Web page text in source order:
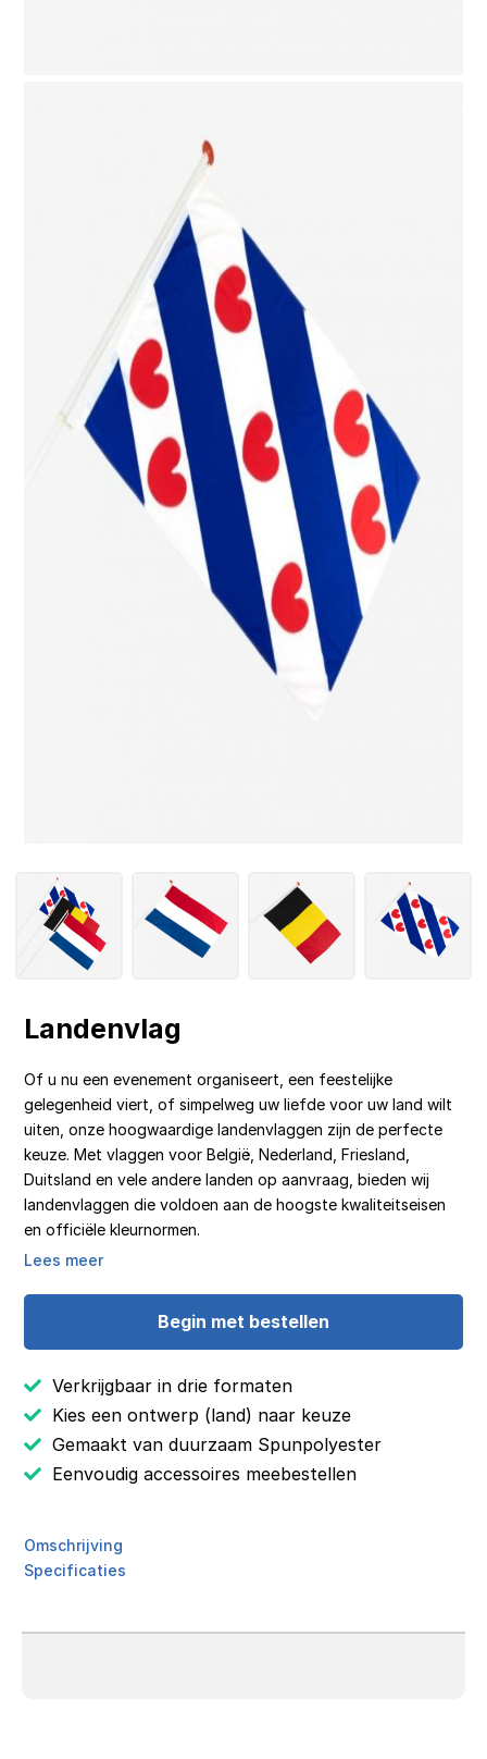
Landenvlag
Of u nu een evenement organiseert, een feestelijke
gelegenheid viert, of simpelweg uw liefde voor uw land wilt
uiten, onze hoogwaardige landenvlaggen zijn de perfecte
keuze. Met vlaggen voor België, Nederland, Friesland,
Duitsland en vele andere landen op aanvraag, bieden wij
landenvlaggen die voldoen aan de hoogste kwaliteitseisen
en officiële kleurnormen.
Lees meer
Begin met bestellen
Verkrijgbaar in drie formaten
Kies een ontwerp (land) naar keuze
Gemaakt van duurzaam Spunpolyester
Eenvoudig accessoires meebestellen
Omschrijving
Specificaties